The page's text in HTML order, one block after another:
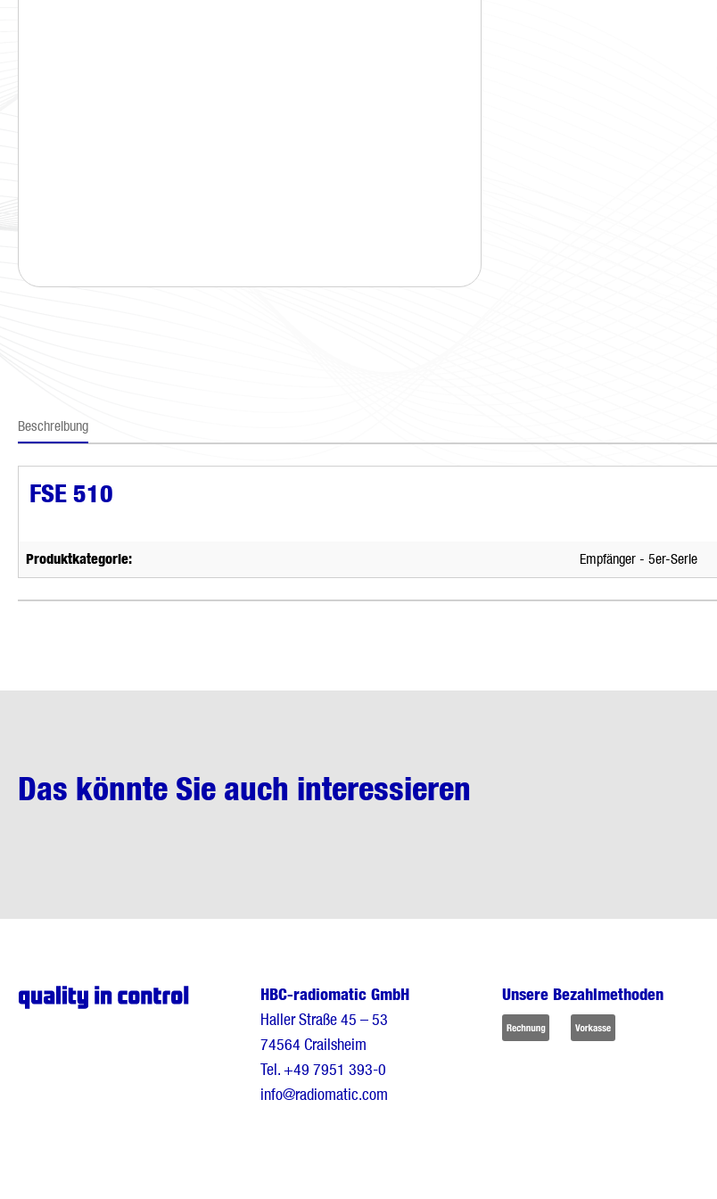
Beschreibung
FSE 510
Produktkategorie: Empfänger - 5er-Serie
Das könnte Sie auch interessieren
HBC-radiomatic GmbH
Haller Straße 45 – 53
74564 Crailsheim
Tel.+49 7951 393-0
info@radiomatic.com
Unsere Bezahlmethoden